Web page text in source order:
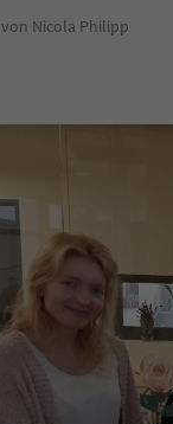
von Nicola Philipp